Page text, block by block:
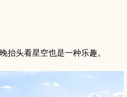
抬头看星空也是一种乐趣。